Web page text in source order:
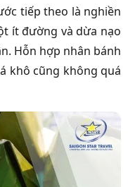
tiếp theo là nghiền
ít đường và dừa nạo
Hỗn hợp nhân bánh
khô cũng không quá